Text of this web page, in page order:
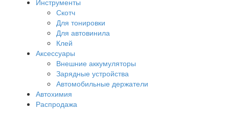
Инструменты
Скотч
Для тонировки
Для автовинила
Клей
Аксессуары
Внешние аккумуляторы
Зарядные устройства
Автомобильные держатели
Автохимия
Распродажа